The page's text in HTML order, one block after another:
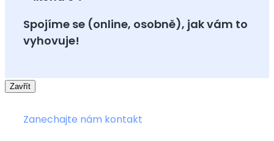
Spojíme se (online, osobně), jak vám to
vyhovuje!
Zavřít
Zanechajte nám kontakt